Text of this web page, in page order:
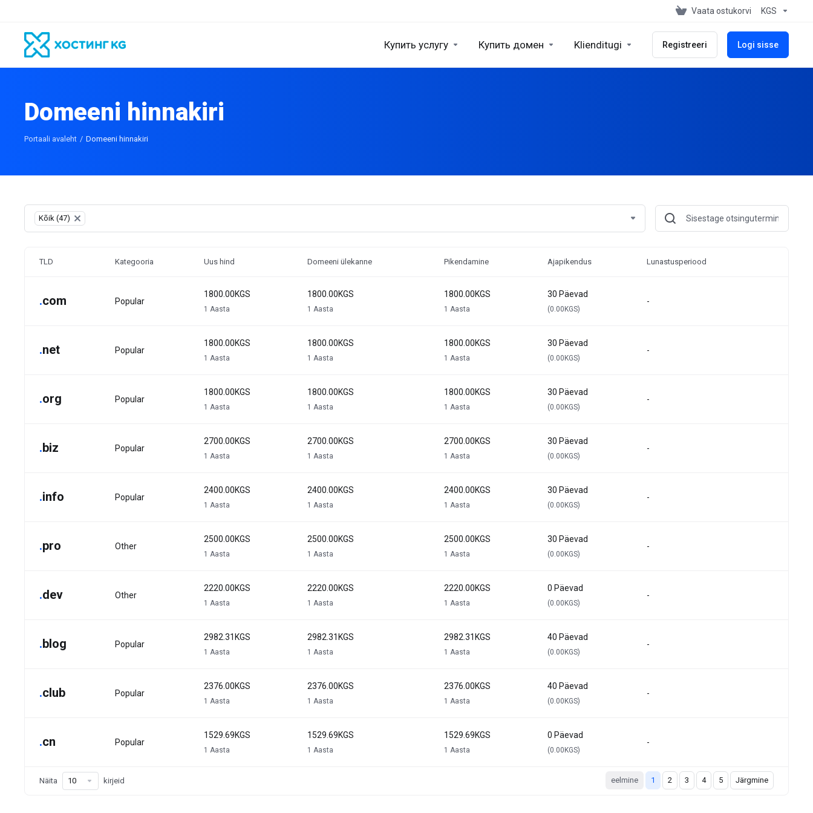
Vaata ostukorvi KGS
Купить услугу Купить домен Klienditugi Registreeri Logi sisse
Domeeni hinnakiri
Portaali avaleht Domeeni hinnakiri
Table Filter
Kõik (47) ×
TLD Kategooria Uus hind Domeeni ülekanne Pikendamine Ajapikendus Lunastusperiood
.com Popular
1800.00KGS
1 Aasta
1800.00KGS
1 Aasta
1800.00KGS
1 Aasta
30 Päevad
(0.00KGS)
-
.net Popular
1800.00KGS
1 Aasta
1800.00KGS
1 Aasta
1800.00KGS
1 Aasta
30 Päevad
(0.00KGS)
-
.org Popular
1800.00KGS
1 Aasta
1800.00KGS
1 Aasta
1800.00KGS
1 Aasta
30 Päevad
(0.00KGS)
-
.biz Popular
2700.00KGS
1 Aasta
2700.00KGS
1 Aasta
2700.00KGS
1 Aasta
30 Päevad
(0.00KGS)
-
.info Popular
2400.00KGS
1 Aasta
2400.00KGS
1 Aasta
2400.00KGS
1 Aasta
30 Päevad
(0.00KGS)
-
.pro Other
2500.00KGS
1 Aasta
2500.00KGS
1 Aasta
2500.00KGS
1 Aasta
30 Päevad
(0.00KGS)
-
.dev Other
2220.00KGS
1 Aasta
2220.00KGS
1 Aasta
2220.00KGS
1 Aasta
0 Päevad
(0.00KGS)
-
.blog Popular
2982.31KGS
1 Aasta
2982.31KGS
1 Aasta
2982.31KGS
1 Aasta
40 Päevad
(0.00KGS)
-
.club Popular
2376.00KGS
1 Aasta
2376.00KGS
1 Aasta
2376.00KGS
1 Aasta
40 Päevad
(0.00KGS)
-
.cn Popular
1529.69KGS
1 Aasta
1529.69KGS
1 Aasta
1529.69KGS
1 Aasta
0 Päevad
(0.00KGS)
-
eelmine 1 2 3 4 5 Järgmine
Näita kirjeid